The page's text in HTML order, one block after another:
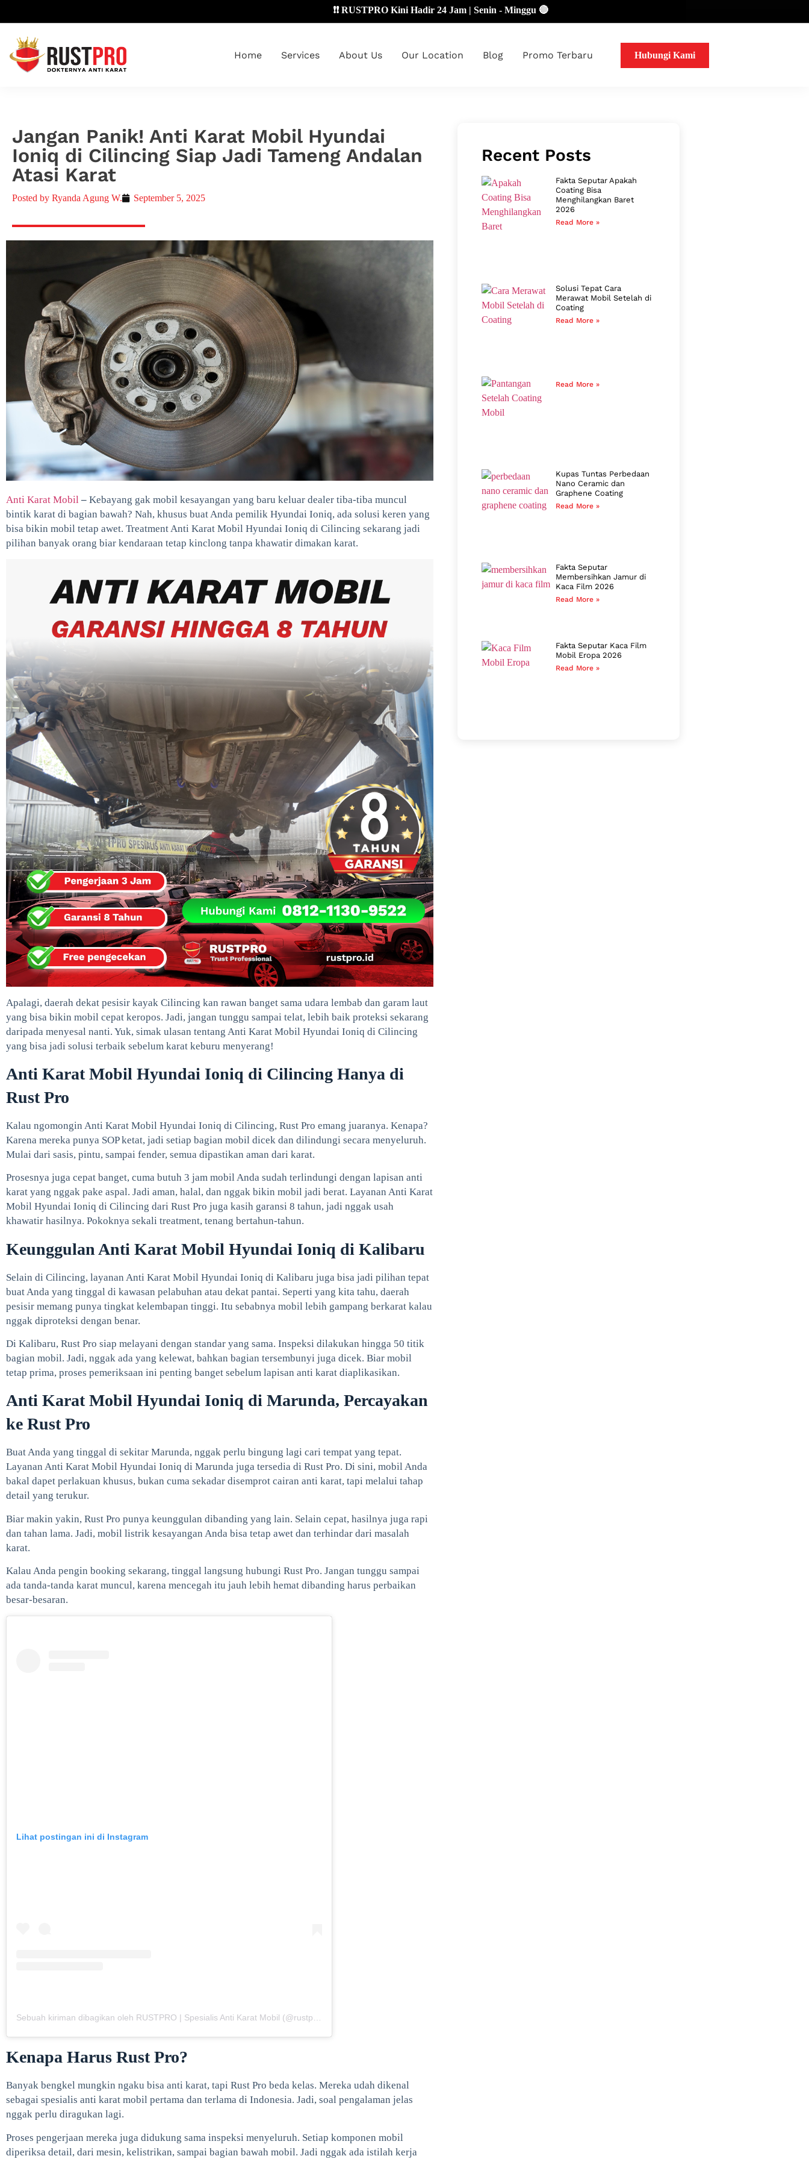
❗❗ RUSTPRO Kini Hadir 24 Jam | Senin - Minggu 🔴
Home Services About Us Our Location Blog Promo Terbaru Hubungi Kami
Jangan Panik! Anti Karat Mobil Hyundai
Ioniq di Cilincing Siap Jadi Tameng Andalan
Atasi Karat
Posted by Ryanda Agung W. September 5, 2025
Anti Karat Mobil – Kebayang gak mobil kesayangan yang baru keluar dealer tiba-tiba muncul
bintik karat di bagian bawah? Nah, khusus buat Anda pemilik Hyundai Ioniq, ada solusi keren yang
bisa bikin mobil tetap awet. Treatment Anti Karat Mobil Hyundai Ioniq di Cilincing sekarang jadi
pilihan banyak orang biar kendaraan tetap kinclong tanpa khawatir dimakan karat.
Apalagi, daerah dekat pesisir kayak Cilincing kan rawan banget sama udara lembab dan garam laut
yang bisa bikin mobil cepat keropos. Jadi, jangan tunggu sampai telat, lebih baik proteksi sekarang
daripada menyesal nanti. Yuk, simak ulasan tentang Anti Karat Mobil Hyundai Ioniq di Cilincing
yang bisa jadi solusi terbaik sebelum karat keburu menyerang!
Anti Karat Mobil Hyundai Ioniq di Cilincing Hanya di
Rust Pro
Kalau ngomongin Anti Karat Mobil Hyundai Ioniq di Cilincing, Rust Pro emang juaranya. Kenapa?
Karena mereka punya SOP ketat, jadi setiap bagian mobil dicek dan dilindungi secara menyeluruh.
Mulai dari sasis, pintu, sampai fender, semua dipastikan aman dari karat.
Prosesnya juga cepat banget, cuma butuh 3 jam mobil Anda sudah terlindungi dengan lapisan anti
karat yang nggak pake aspal. Jadi aman, halal, dan nggak bikin mobil jadi berat. Layanan Anti Karat
Mobil Hyundai Ioniq di Cilincing dari Rust Pro juga kasih garansi 8 tahun, jadi nggak usah
khawatir hasilnya. Pokoknya sekali treatment, tenang bertahun-tahun.
Keunggulan Anti Karat Mobil Hyundai Ioniq di Kalibaru
Selain di Cilincing, layanan Anti Karat Mobil Hyundai Ioniq di Kalibaru juga bisa jadi pilihan tepat
buat Anda yang tinggal di kawasan pelabuhan atau dekat pantai. Seperti yang kita tahu, daerah
pesisir memang punya tingkat kelembapan tinggi. Itu sebabnya mobil lebih gampang berkarat kalau
nggak diproteksi dengan benar.
Di Kalibaru, Rust Pro siap melayani dengan standar yang sama. Inspeksi dilakukan hingga 50 titik
bagian mobil. Jadi, nggak ada yang kelewat, bahkan bagian tersembunyi juga dicek. Biar mobil
tetap prima, proses pemeriksaan ini penting banget sebelum lapisan anti karat diaplikasikan.
Anti Karat Mobil Hyundai Ioniq di Marunda, Percayakan
ke Rust Pro
Buat Anda yang tinggal di sekitar Marunda, nggak perlu bingung lagi cari tempat yang tepat.
Layanan Anti Karat Mobil Hyundai Ioniq di Marunda juga tersedia di Rust Pro. Di sini, mobil Anda
bakal dapet perlakuan khusus, bukan cuma sekadar disemprot cairan anti karat, tapi melalui tahap
detail yang terukur.
Biar makin yakin, Rust Pro punya keunggulan dibanding yang lain. Selain cepat, hasilnya juga rapi
dan tahan lama. Jadi, mobil listrik kesayangan Anda bisa tetap awet dan terhindar dari masalah
karat.
Kalau Anda pengin booking sekarang, tinggal langsung hubungi Rust Pro. Jangan tunggu sampai
ada tanda-tanda karat muncul, karena mencegah itu jauh lebih hemat dibanding harus perbaikan
besar-besaran.
Lihat postingan ini di Instagram
Kenapa Harus Rust Pro?
Banyak bengkel mungkin ngaku bisa anti karat, tapi Rust Pro beda kelas. Mereka udah dikenal
sebagai spesialis anti karat mobil pertama dan terlama di Indonesia. Jadi, soal pengalaman jelas
nggak perlu diragukan lagi.
Proses pengerjaan mereka juga didukung sama inspeksi menyeluruh. Setiap komponen mobil
diperiksa detail, dari mesin, kelistrikan, sampai bagian bawah mobil. Jadi nggak ada istilah kerja
Recent Posts
Fakta Seputar Apakah
Coating Bisa
Menghilangkan Baret
2026
Read More »
Solusi Tepat Cara
Merawat Mobil Setelah di
Coating
Read More »
Read More »
Kupas Tuntas Perbedaan
Nano Ceramic dan
Graphene Coating
Read More »
Fakta Seputar
Membersihkan Jamur di
Kaca Film 2026
Read More »
Fakta Seputar Kaca Film
Mobil Eropa 2026
Read More »